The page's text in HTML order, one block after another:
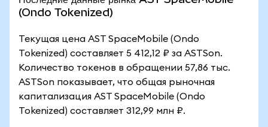
(Ondo Tokenized)
Текущая цена AST SpaceMobile (Ondo
Tokenized) составляет 5 412,12 ₽ за ASTSon.
Количество токенов в обращении 57,86 тыс.
ASTSon показывает, что общая рыночная
капитализация AST SpaceMobile (Ondo
Tokenized) составляет 312,99 млн ₽.